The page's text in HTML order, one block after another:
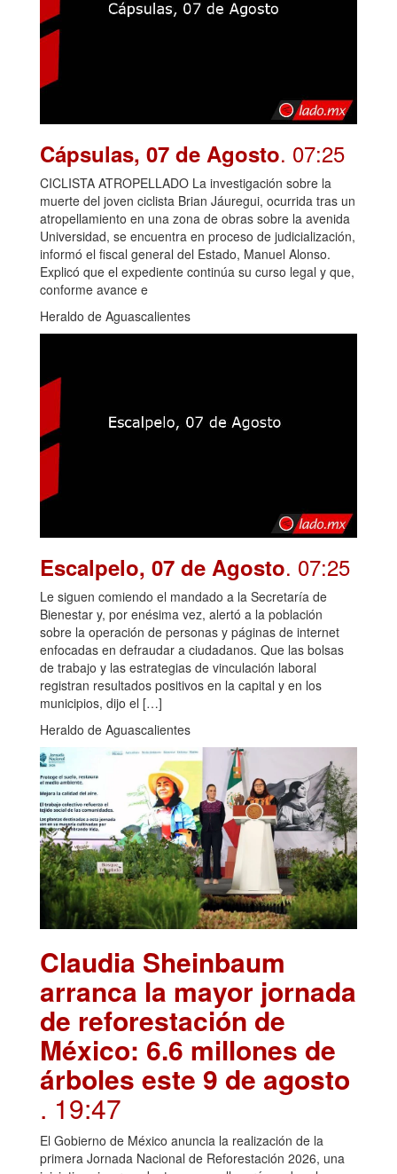
Cápsulas, 07 de Agosto. 07:25
CICLISTA ATROPELLADO La investigación sobre la
muerte del joven ciclista Brian Jáuregui, ocurrida tras un
atropellamiento en una zona de obras sobre la avenida
Universidad, se encuentra en proceso de judicialización,
informó el fiscal general del Estado, Manuel Alonso.
Explicó que el expediente continúa su curso legal y que,
conforme avance e
Heraldo de Aguascalientes
Escalpelo, 07 de Agosto. 07:25
Le siguen comiendo el mandado a la Secretaría de
Bienestar y, por enésima vez, alertó a la población
sobre la operación de personas y páginas de internet
enfocadas en defraudar a ciudadanos. Que las bolsas
de trabajo y las estrategias de vinculación laboral
registran resultados positivos en la capital y en los
municipios, dijo el […]
Heraldo de Aguascalientes
Claudia Sheinbaum
arranca la mayor jornada
de reforestación de
México: 6.6 millones de
árboles este 9 de agosto
. 19:47
El Gobierno de México anuncia la realización de la
primera Jornada Nacional de Reforestación 2026, una